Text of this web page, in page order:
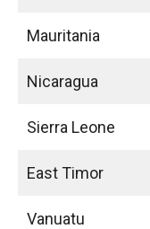
Mauritania
Nicaragua
Sierra Leone
East Timor
Vanuatu